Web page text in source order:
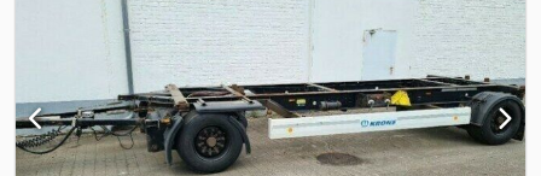
Fahrzeugstandort: Bovenden, 2-Achsen, BPW Achsen,
Drehschemel, luftgefedert, Heben+Senken, ABS
(Antiblockiersystem), U-Schutz, seitl. Alu-Fahrschutz Aufbau: BDF-
Wechselanhänger Scheibenbremse, Reifen 60-80%
Wechselbrücke -3991- gegen Aufpreis erhältlich!
ZUBEHÖRANGABEN OHNE GEWÄHR, Änderungen,